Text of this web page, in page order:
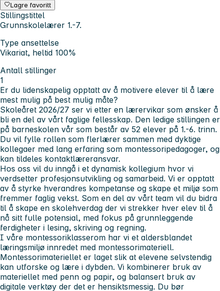
Lagre favoritt
Stillingstittel
Grunnskolelærer 1.-7.
Type ansettelse
Vikariat, heltid 100%
Antall stillinger
1
Er du lidenskapelig opptatt av å motivere elever til å lære
mest mulig på best mulig måte?
Skoleåret 2026/27 ser vi etter en lærervikar som ønsker å
bli en del av vårt faglige fellesskap. Den ledige stillingen er
på barneskolen vår som består av 52 elever på 1.-6. trinn.
Du vil fylle rollen som flerlærer sammen med dyktige
kollegaer med lang erfaring som montessoripedagoger, og
kan tildeles kontaktlæreransvar.
Hos oss vil du inngå i et dynamisk kollegium hvor vi
verdsetter profesjonsutvikling og samarbeid. Vi er opptatt
av å styrke hverandres kompetanse og skape et miljø som
fremmer faglig vekst. Som en del av vårt team vil du bidra
til å skape en skolehverdag der vi strekker hver elev til å
nå sitt fulle potensial, med fokus på grunnleggende
ferdigheter i lesing, skriving og regning.
I våre montessoriklasserom har vi et aldersblandet
læringsmiljø innredet med montessorimateriell.
Montessorimateriellet er laget slik at elevene selvstendig
kan utforske og lære i dybden. Vi kombinerer bruk av
materiellet med penn og papir, og balansert bruk av
digitale verktøy der det er hensiktsmessig. Du bør